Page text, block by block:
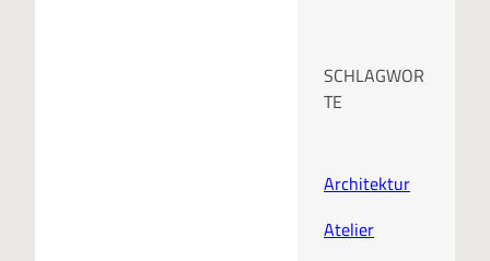
SCHLAGWOR
TE
Architektur
Atelier